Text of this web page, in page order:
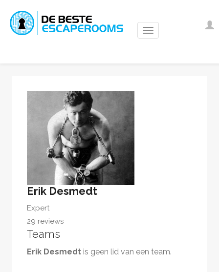
naar
Erik Desmedt
Expert
29 reviews
Teams
Erik Desmedt is geen lid van een team.